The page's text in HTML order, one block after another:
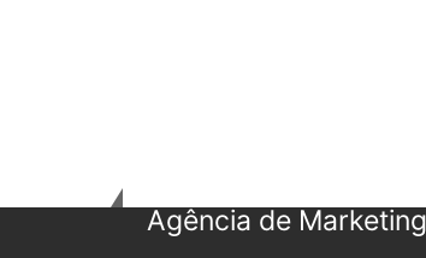
Agência de